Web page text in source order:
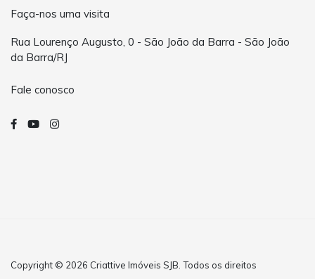
Faça-nos uma visita
Rua Lourenço Augusto, 0 - São João da Barra - São João
da Barra/RJ
Fale conosco
Copyright © 2026 Criattive Imóveis SJB. Todos os direitos